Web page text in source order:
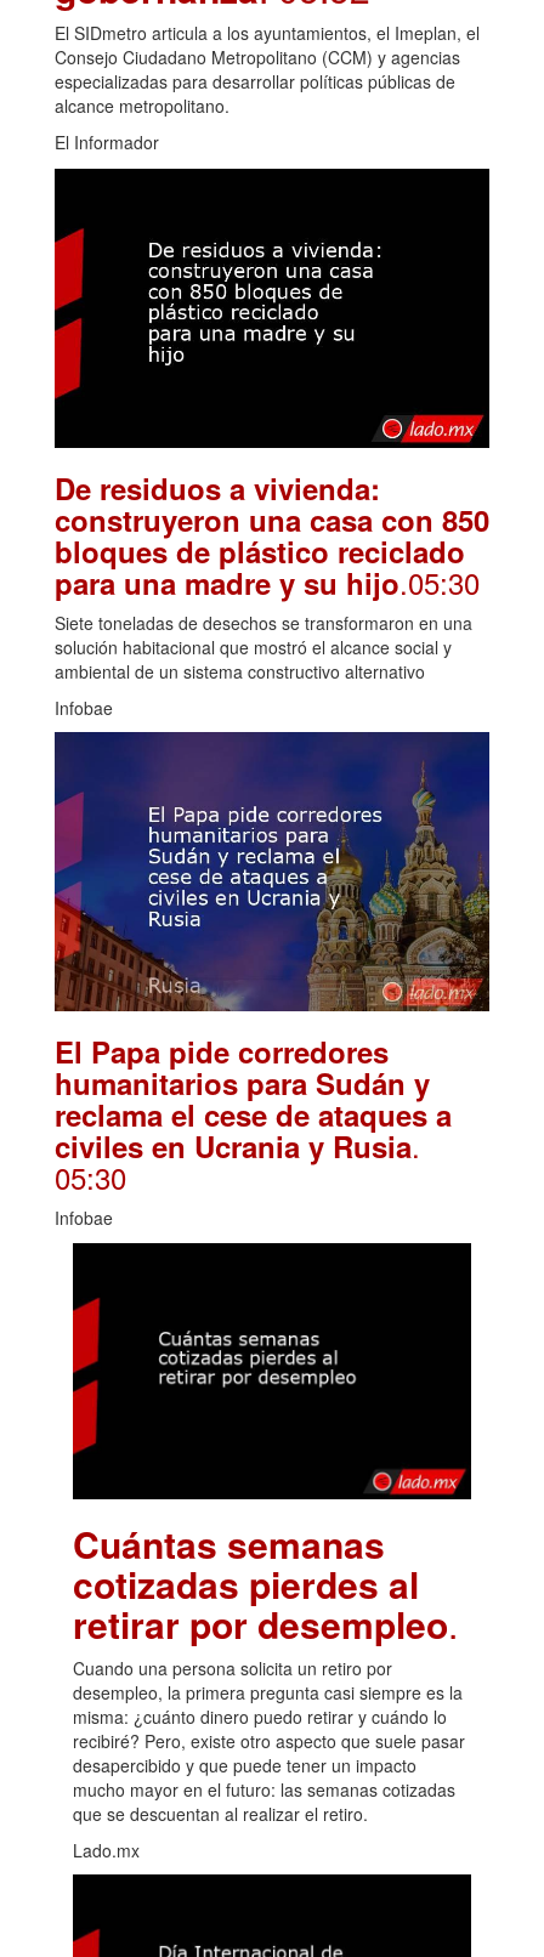
El SIDmetro articula a los ayuntamientos, el Imeplan, el
Consejo Ciudadano Metropolitano (CCM) y agencias
especializadas para desarrollar políticas públicas de
alcance metropolitano.
El Informador
De residuos a vivienda:
construyeron una casa con 850
bloques de plástico reciclado
para una madre y su hijo.05:30
Siete toneladas de desechos se transformaron en una
solución habitacional que mostró el alcance social y
ambiental de un sistema constructivo alternativo
Infobae
El Papa pide corredores
humanitarios para Sudán y
reclama el cese de ataques a
civiles en Ucrania y Rusia.
05:30
Infobae
Cuántas semanas
cotizadas pierdes al
retirar por desempleo.
Cuando una persona solicita un retiro por
desempleo, la primera pregunta casi siempre es la
misma: ¿cuánto dinero puedo retirar y cuándo lo
recibiré? Pero, existe otro aspecto que suele pasar
desapercibido y que puede tener un impacto
mucho mayor en el futuro: las semanas cotizadas
que se descuentan al realizar el retiro.
Lado.mx